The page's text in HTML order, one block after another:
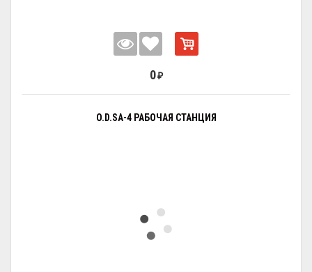
0 ₽
O.D.SA-4 РАБОЧАЯ СТАНЦИЯ